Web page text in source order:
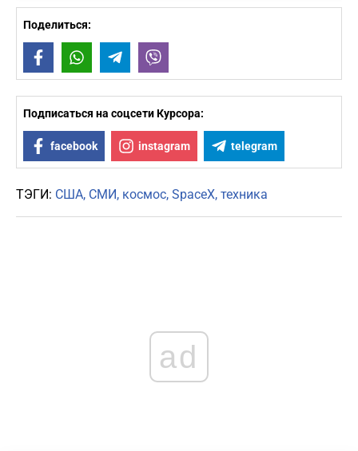
Поделиться:
FacebookWhatsAppTelegram
Подписаться на соцсети Курсора:
facebook instagram telegram
ТЭГИ: США СМИ космос SpaceX техника
ad